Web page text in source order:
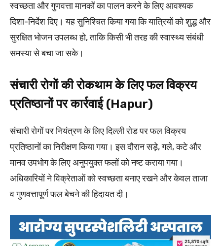
स्वच्छता और गुणवत्ता मानकों का पालन करने के लिए आवश्यक
दिशा-निर्देश दिए। यह सुनिश्चित किया गया कि यात्रियों को शुद्ध और
सुरक्षित भोजन उपलब्ध हो, ताकि किसी भी तरह की स्वास्थ्य संबंधी
समस्या से बचा जा सके।
संचारी रोगों की रोकथाम के लिए फल विक्रय
प्रतिष्ठानों पर कार्रवाई (Hapur)
संचारी रोगों पर नियंत्रण के लिए दिल्ली रोड पर फल विक्रय
प्रतिष्ठानों का निरीक्षण किया गया। इस दौरान सड़े, गले, कटे और
मानव उपभोग के लिए अनुपयुक्त फलों को नष्ट कराया गया।
अधिकारियों ने विक्रेताओं को स्वच्छता बनाए रखने और केवल ताजा
व गुणवत्तापूर्ण फल बेचने की हिदायत दी।